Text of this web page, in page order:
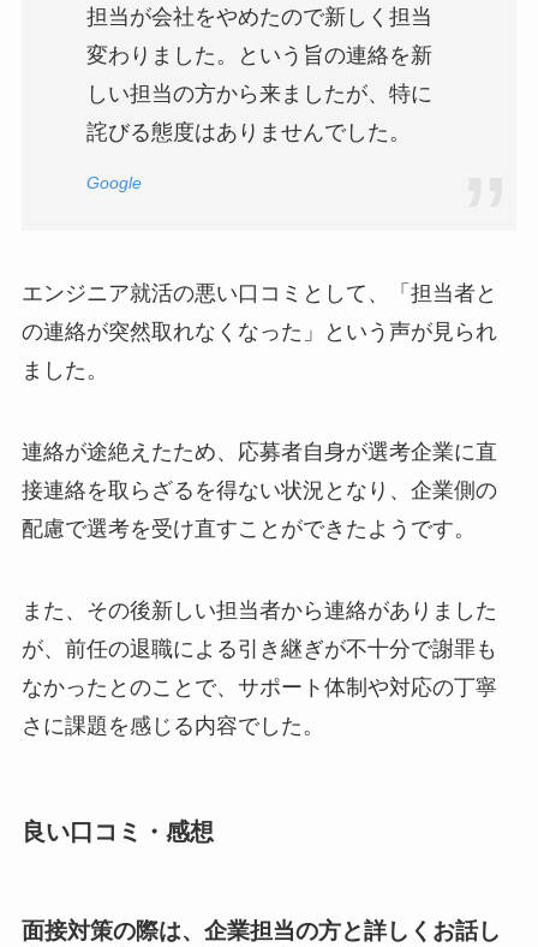
担当が会社をやめたので新しく担当
変わりました。という旨の連絡を新
しい担当の方から来ましたが、特に
詫びる態度はありませんでした。
Google
エンジニア就活の悪い口コミとして、「担当者と
の連絡が突然取れなくなった」という声が見られ
ました。
連絡が途絶えたため、応募者自身が選考企業に直
接連絡を取らざるを得ない状況となり、企業側の
配慮で選考を受け直すことができたようです。
また、その後新しい担当者から連絡がありました
が、前任の退職による引き継ぎが不十分で謝罪も
なかったとのことで、サポート体制や対応の丁寧
さに課題を感じる内容でした。
良い口コミ・感想
面接対策の際は、企業担当の方と詳しくお話し